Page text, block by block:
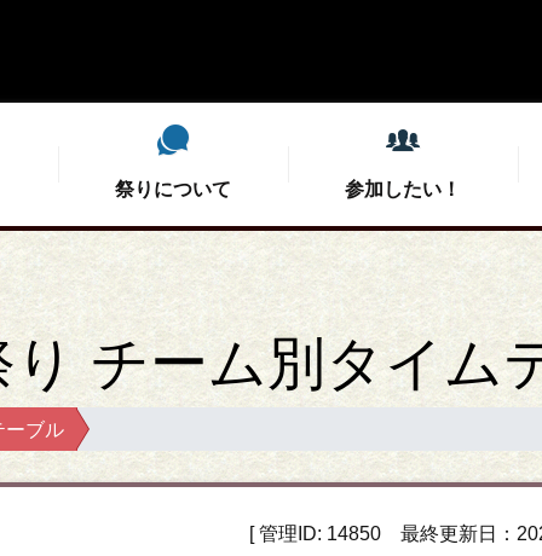
祭りについて
祭りについて
開催概要 こいや祭り
お問い合わせ
参加したい！
参加したい！
開催概要 募集要
観たい！
今年のミドコロ 審査結
フォトコン
屋台情報（深北緑
支えたい！
当日スタッフ募集 会場MC募
学生実行委員募集
チーム別タイム
ーブル
[ 管理ID: 14850 最終更新日：